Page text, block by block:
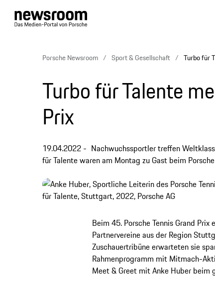
Porsche Newsroom Sport & Gesellschaft Turbo für
Turbo für Talente
Prix
19.04.2022
Nachwuchssportler treffen
für Talente waren am Montag zu Gast beim
Beim 45. Porsche Tennis Grand
Partnervereine aus der Region
Zuschauertribüne erwarteten sie
Rahmenprogramm mit Mitmach-
Meet & Greet mit Anke Huber beim